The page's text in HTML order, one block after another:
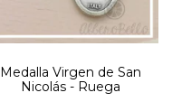
Medalla Virgen de San
Nicolás - Ruega